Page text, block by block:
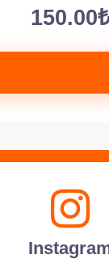
150.00₺